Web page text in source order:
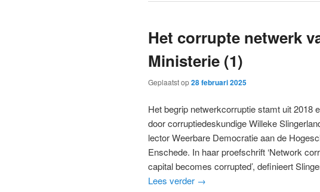
Het corrupte netwerk
Ministerie (1)
Geplaatst op28 februari 2025
Het begrip netwerkcorruptie stamt uit 2018
door corruptiedeskundige Willeke
lector Weerbare Democratie aan de
Enschede. In haar proefschrift ‘Network
capital becomes corrupted’, definieert
Lees verder →